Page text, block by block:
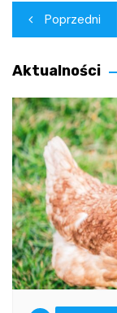
wpisu
Poprzedni
Aktualności